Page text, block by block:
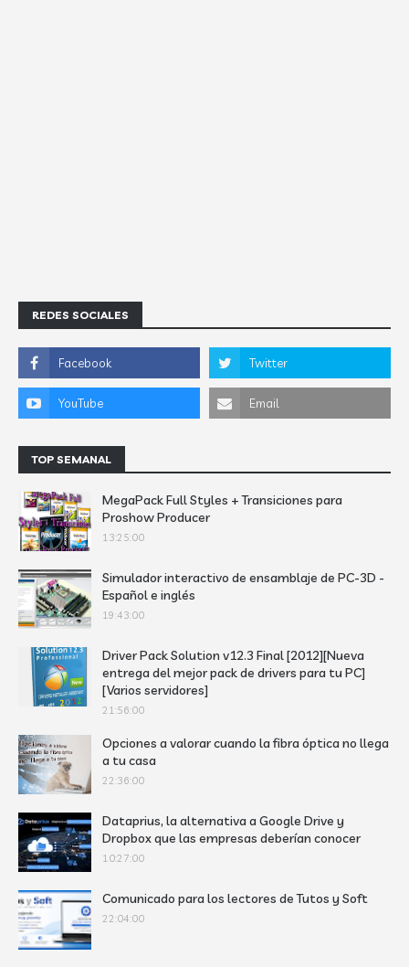
REDES SOCIALES
TOP SEMANAL
MegaPack Full Styles + Transiciones para
Proshow Producer
13:25:00
Simulador interactivo de ensamblaje de PC-3D -
Español e inglés
19:43:00
Driver Pack Solution v12.3 Final [2012][Nueva
entrega del mejor pack de drivers para tu PC]
[Varios servidores]
21:56:00
Opciones a valorar cuando la fibra óptica no llega
a tu casa
22:36:00
Dataprius, la alternativa a Google Drive y
Dropbox que las empresas deberían conocer
10:27:00
Comunicado para los lectores de Tutos y Soft
22:04:00